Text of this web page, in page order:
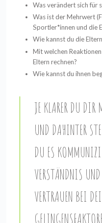
Was verändert sich für
Was ist der Mehrwert
Sportler*innen und die
Wie kannst du die
Mit welchen
Eltern rechnen?
Wie kannst du ihnen
JE KLARER DU
UND DAHINTER
DU ES
VERSTÄNDNIS
VERTRAUEN BEI